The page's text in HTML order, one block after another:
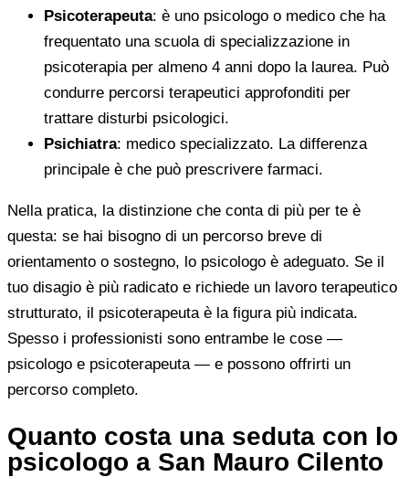
Psicoterapeuta: è uno psicologo o medico che ha
frequentato una scuola di specializzazione in
psicoterapia per almeno 4 anni dopo la laurea. Può
condurre percorsi terapeutici approfonditi per
trattare disturbi psicologici.
Psichiatra: medico specializzato. La differenza
principale è che può prescrivere farmaci.
Nella pratica, la distinzione che conta di più per te è
questa: se hai bisogno di un percorso breve di
orientamento o sostegno, lo psicologo è adeguato. Se il
tuo disagio è più radicato e richiede un lavoro terapeutico
strutturato, il psicoterapeuta è la figura più indicata.
Spesso i professionisti sono entrambe le cose —
psicologo e psicoterapeuta — e possono offrirti un
percorso completo.
Quanto costa una seduta con lo
psicologo a San Mauro Cilento